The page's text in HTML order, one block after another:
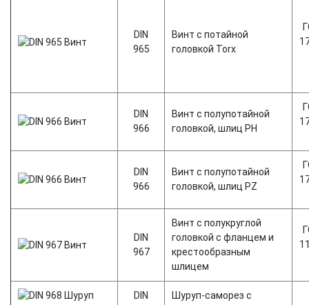
DIN
965
Винт с потайной
головкой Torx
DIN
966
Винт с полупотайной
головкой, шлиц PН
DIN
966
Винт с полупотайной
головкой, шлиц PZ
DIN
967
Винт с полукруглой
головкой с фланцем и
крестообразным
шлицем
DIN
Шуруп-саморез с